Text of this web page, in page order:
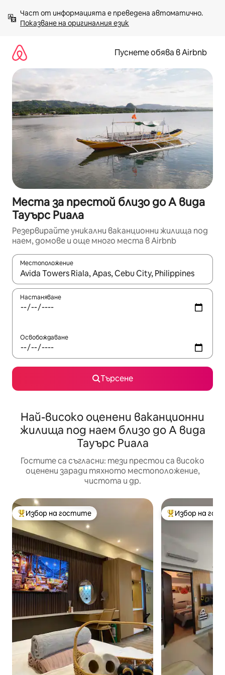
към
съдържанието
Показване на оригиналния език
Пуснете обява в Airbnb
Места за престой близо до А вида
Тауърс Риала
Резервирайте уникални ваканционни жилища под
наем, домове и още много места в Airbnb
Местоположение
Когато резултатите се покажат, използвайте
Настаняване
Освобождаване
Търсене
Най-високо оценени ваканционни
жилища под наем близо до А вида
Тауърс Риала
Гостите са съгласни: тези престои са високо
оценени заради тяхното местоположение,
чистота и др.
Най-популярен избор на гостите
Избор на гостите Най-популярен
Избор на